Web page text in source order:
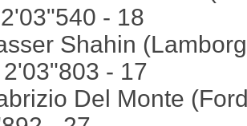
- 18
Shahin
- 17
Del Monte